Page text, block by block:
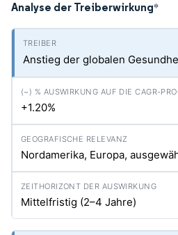
Analyse der Treiberwirkung*
Anstieg der globalen
+1.20%
Nordamerika, Europa,
Mittelfristig (2–4 Jahre)